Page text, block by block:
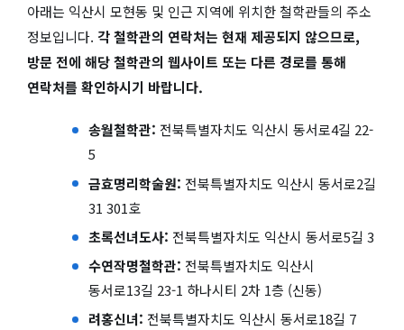
아래는 익산시 모현동 및 인근 지역에 위치한 철학관들의 주소
정보입니다. 각 철학관의 연락처는 현재 제공되지 않으므로,
방문 전에 해당 철학관의 웹사이트 또는 다른 경로를 통해
연락처를 확인하시기 바랍니다.
송월철학관: 전북특별자치도 익산시 동서로4길 22-
5
금효명리학술원: 전북특별자치도 익산시 동서로2길
31 301호
초록선녀도사: 전북특별자치도 익산시 동서로5길 3
수연작명철학관: 전북특별자치도 익산시
동서로13길 23-1 하나시티 2차 1층 (신동)
려홍신녀: 전북특별자치도 익산시 동서로18길 7